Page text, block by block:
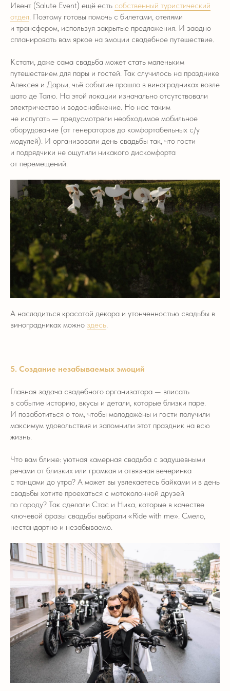
Ивент (Salute Event) ещё есть собственный туристический
отдел. Поэтому готовы помочь с билетами, отелями
и трансфером, используя закрытые предложения. И заодно
спланировать вам яркое на эмоции свадебное путешествие.
Кстати, даже сама свадьба может стать маленьким
путешествием для пары и гостей. Так случилось на празднике
Алексея и Дарьи, чьё событие прошло в виноградниках возле
шато де Талю. На этой локации изначально отсутствовали
электричество и водоснабжение. Но нас таким
не испугать — предусмотрели необходимое мобильное
оборудование (от генераторов до комфортабельных с/у
модулей). И организовали день свадьбы так, что гости
и подрядчики не ощутили никакого дискомфорта
от перемещений.
А насладиться красотой декора и утонченностью свадьбы в
виноградниках можно здесь
5. Создание незабываемых эмоций
Главная задача свадебного организатора — вписать
в событие историю, вкусы и детали, которые близки паре.
И позаботиться о том, чтобы молодожёны и гости получили
максимум удовольствия и запомнили этот праздник на всю
жизнь.
Что вам ближе: уютная камерная свадьба с задушевными
речами от близких или громкая и отвязная вечеринка
с танцами до утра? А может вы увлекаетесь байками и в день
свадьбы хотите проехаться с мотоколонной друзей
по городу? Так сделали Стас и Ника, которые в качестве
ключевой фразы свадьбы выбрали «Ride with me». Смело,
нестандартно и незабываемо.